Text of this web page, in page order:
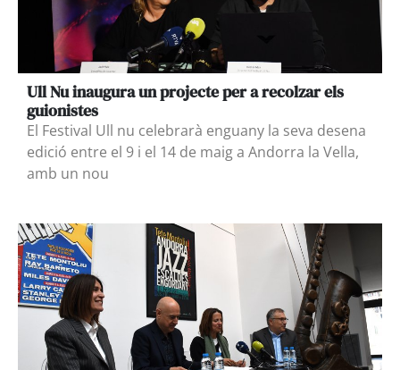
Ull Nu inaugura un projecte per a recolzar els
guionistes
El Festival Ull nu celebrarà enguany la seva desena
edició entre el 9 i el 14 de maig a Andorra la Vella,
amb un nou